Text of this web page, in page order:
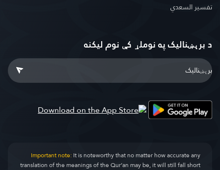
تفسير السعدي
د برېښنالیک په نوملړ کې نوم لیکنه
Important note:It is noteworthy that no matter how accurate any
translation of the meanings of the Qur’an may be, it will still fall short